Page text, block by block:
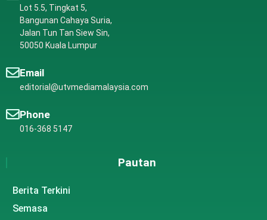
Lot 5.5, Tingkat 5,
Bangunan Cahaya Suria,
Jalan Tun Tan Siew Sin,
50050 Kuala Lumpur
Email
editorial@utvmediamalaysia.com
Phone
016-368 5147
Pautan
Berita Terkini
Semasa